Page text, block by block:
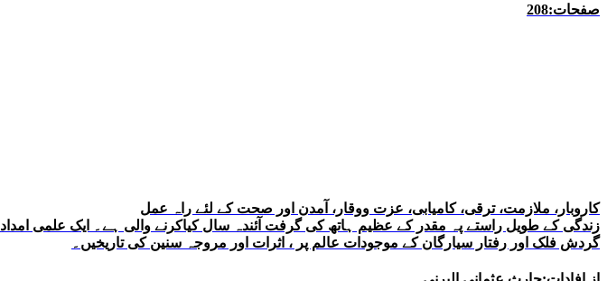
صفحات:208
کاروبار، ملازمت، ترقی، کامیابی، عزت ووقار، آمدن اور صحت کے لئے راہ عمل
زندگی کے طویل راستے پہ مقدر کے عظیم ہاتھ کی گرفت آئندہ سال کیاکرنے والی ہے۔ ایک علمی امداد
گردش فلک اور رفتار سیارگان کے موجودات عالم پر ، اثرات اور مروجہ سنین کی تاریخیں۔